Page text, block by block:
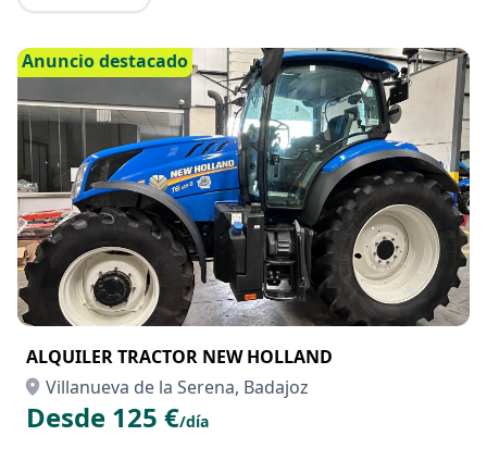
Anuncio destacado
ALQUILER TRACTOR NEW HOLLAND
Villanueva de la Serena, Badajoz
Desde 125 €/día